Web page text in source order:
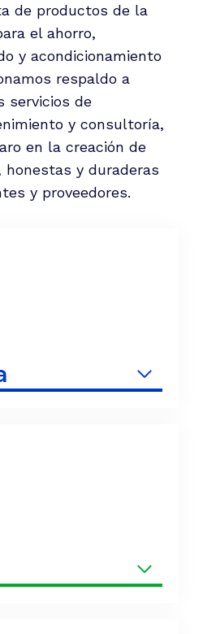
de productos de la
el ahorro,
y acondicionamiento
respaldo a
servicios de
y consultoría,
en la creación de
honestas y duraderas
y proveedores.